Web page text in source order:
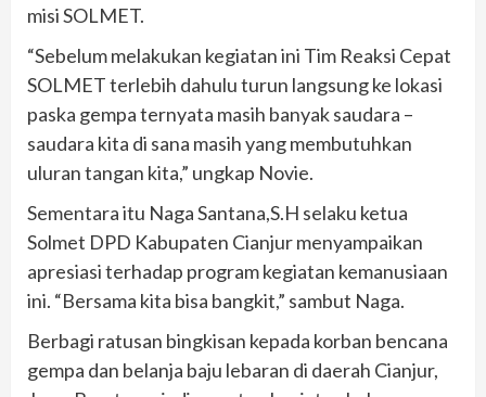
misi SOLMET.
“Sebelum melakukan kegiatan ini Tim Reaksi Cepat
SOLMET terlebih dahulu turun langsung ke lokasi
paska gempa ternyata masih banyak saudara –
saudara kita di sana masih yang membutuhkan
uluran tangan kita,” ungkap Novie.
Sementara itu Naga Santana,S.H selaku ketua
Solmet DPD Kabupaten Cianjur menyampaikan
apresiasi terhadap program kegiatan kemanusiaan
ini. “Bersama kita bisa bangkit,” sambut Naga.
Berbagi ratusan bingkisan kepada korban bencana
gempa dan belanja baju lebaran di daerah Cianjur,